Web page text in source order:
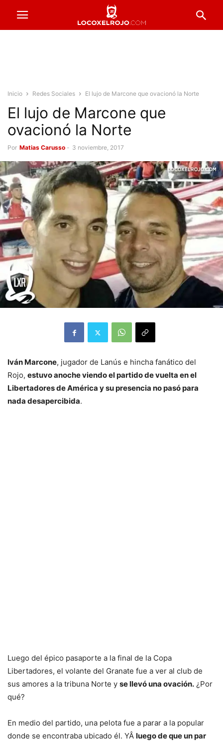
Inicio Redes Sociales El lujo de Marcone que ovacionó la Norte
El lujo de Marcone que
ovacionó la Norte
Por Matias Carusso - 3 noviembre, 2017
Iván Marcone, jugador de Lanús e hincha fanático del
Rojo, estuvo anoche viendo el partido de vuelta en el
Libertadores de América y su presencia no pasó para
nada desapercibida.
Luego del épico pasaporte a la final de la Copa
Libertadores, el volante del Granate fue a ver al club de
sus amores a la tribuna Norte y se llevó una ovación. ¿Por
qué?
En medio del partido, una pelota fue a parar a la popular
donde se encontraba ubicado él. YÂ luego de que un par